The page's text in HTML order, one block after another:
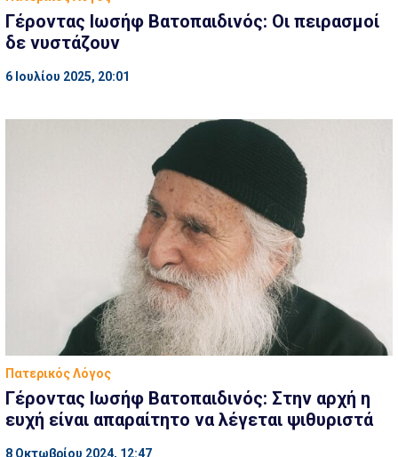
Γέροντας Ιωσήφ Βατοπαιδινός: Οι πειρασμοί
δε νυστάζουν
6 Ιουλίου 2025, 20:01
Πατερικός Λόγος
Γέροντας Ιωσήφ Βατοπαιδινός: Στην αρχή η
ευχή είναι απαραίτητο να λέγεται ψιθυριστά
8 Οκτωβρίου 2024, 12:47